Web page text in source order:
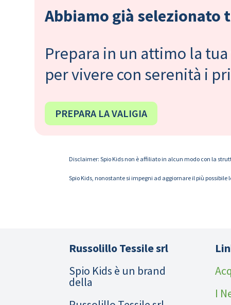
Abbiamo già selezionato
Prepara in un attimo la
per vivere con serenità i
PREPARA LA VALIGIA
Disclaimer: Spio Kids non è affiliato in alcun modo con la
Spio Kids, nonostante si impegni ad aggiornare il più
Russolillo Tessile srl
Spio Kids è un brand
della
I